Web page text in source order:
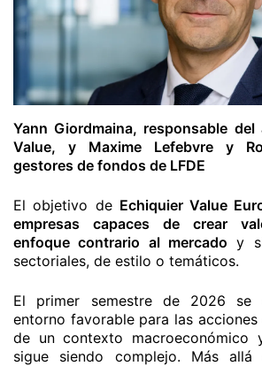
Yann Giordmaina, responsable del
Value, y Maxime Lefebvre y
gestores de fondos de LFDE
El objetivo de Echiquier Value
empresas capaces de crear
enfoque contrario al mercado y
sectoriales, de estilo o temáticos.
El primer semestre de 2026 se
entorno favorable para las acciones
de un contexto macroeconómico
sigue siendo complejo. Más